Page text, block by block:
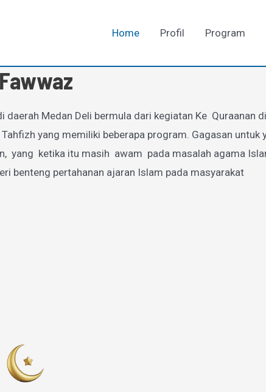
Home Profil Program
daerah Medan Deli bermula dari kegiatan Ke
yang memiliki beberapa program. Gagasan
yang ketika itu masih awam pada masalah agama
benteng pertahanan ajaran Islam pada masyarakat